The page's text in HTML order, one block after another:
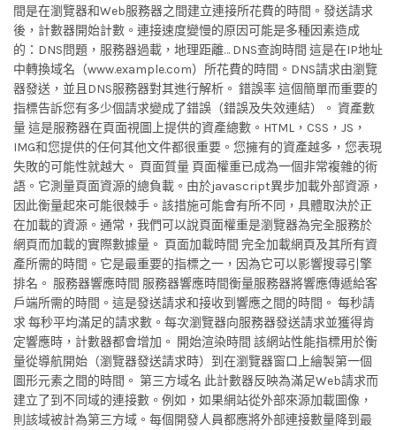
間是在瀏覽器和Web服務器之間建立連接所花費的時間。發送請求
後，計數器開始計數。連接速度變慢的原因可能是多種因素造成
的：DNS問題，服務器過載，地理距離… DNS查詢時間 這是在IP地址
中轉換域名（www.example.com）所花費的時間。DNS請求由瀏覽
器發送，並且DNS服務器對其進行解析。 錯誤率 這個簡單而重要的
指標告訴您有多少個請求變成了錯誤（錯誤及失效連結）。 資產數
量 這是服務器在頁面視圖上提供的資產總數。HTML，CSS，JS，
IMG和您提供的任何其他文件都很重要。您擁有的資產越多，您表現
失敗的可能性就越大。 頁面質量 頁面權重已成為一個非常複雜的術
語。它測量頁面資源的總負載。由於javascript異步加載外部資源，
因此衡量起來可能很棘手。該措施可能會有所不同，具體取決於正
在加載的資源。通常，我們可以說頁面權重是瀏覽器為完全服務於
網頁而加載的實際數據量。 頁面加載時間 完全加載網頁及其所有資
產所需的時間。它是最重要的指標之一，因為它可以影響搜尋引擎
排名。 服務器響應時間 服務器響應時間衡量服務器將響應傳遞給客
戶端所需的時間。這是發送請求和接收到響應之間的時間。 每秒請
求 每秒平均滿足的請求數。每次瀏覽器向服務器發送請求並獲得肯
定響應時，計數器都會增加。 開始渲染時間 該網站性能指標用於衡
量從導航開始（瀏覽器發送請求時）到在瀏覽器窗口上繪製第一個
圖形元素之間的時間。 第三方域名 此計數器反映為滿足Web請求而
建立了到不同域的連接數。例如，如果網站從外部來源加載圖像，
則該域被計為第三方域。每個開發人員都應將外部連接數量降到最